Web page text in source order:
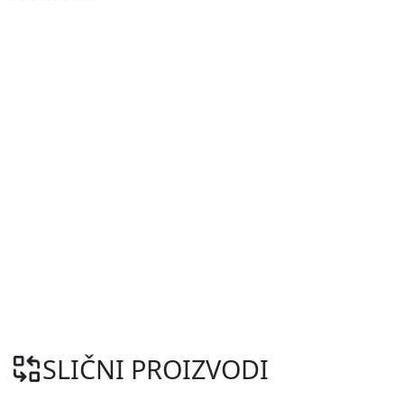
SLIČNI PROIZVODI